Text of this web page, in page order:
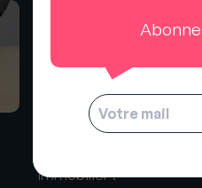
My Sweet Question :
immobilier ?"